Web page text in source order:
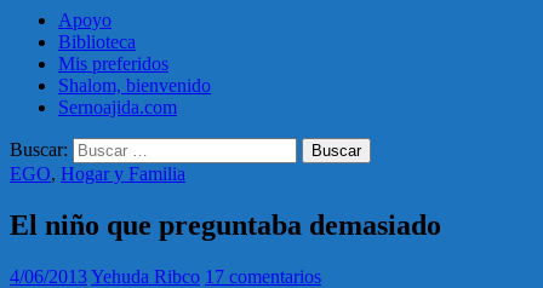
Apoyo
Biblioteca
Mis preferidos
Shalom, bienvenido
Sernoajida.com
Buscar:
EGO, Hogar y Familia
El niño que preguntaba demasiado
4/06/2013Yehuda Ribco 17 comentarios